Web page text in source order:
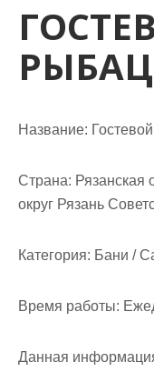
Название:
Страна: Рязанская
округ Рязань
Категория: Бани /
Время работы:
Данная